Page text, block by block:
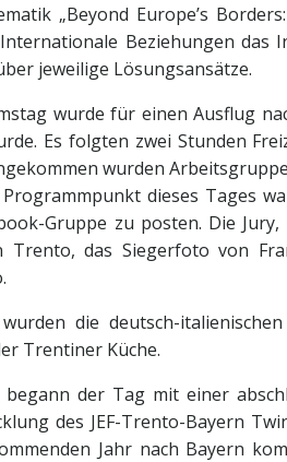
„Beyond Europe’s
Beziehungen das
jeweilige Lösungsansätze.
wurde für einen Ausflug
Es folgten zwei Stunden
wurden
dieses Tages
Gruppe zu posten. Die
Trento, das Siegerfoto von
die deutsch-
Trentiner Küche.
begann der Tag mit einer
des JEF-Trento-Bayern
Jahr nach Bayern